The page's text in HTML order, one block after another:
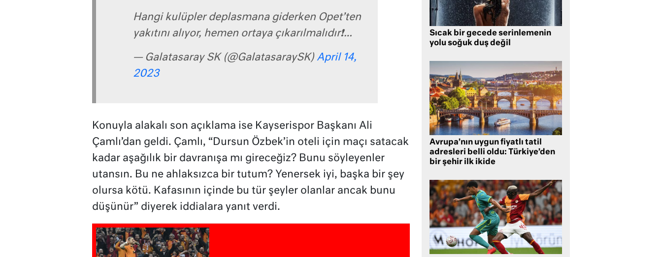
Hangi kulüpler deplasmana giderken Opet’ten
yakıtını alıyor, hemen ortaya çıkarılmalıdır❗️…
— Galatasaray SK (@GalatasaraySK) April 14,
2023
Konuyla alakalı son açıklama ise Kayserispor Başkanı Ali
Çamlı’dan geldi. Çamlı, “Dursun Özbek’in oteli için maçı satacak
kadar aşağılık bir davranışa mı gireceğiz? Bunu söyleyenler
utansın. Bu ne ahlaksızca bir tutum? Yenersek iyi, başka bir şey
olursa kötü. Kafasının içinde bu tür şeyler olanlar ancak bunu
düşünür” diyerek iddialara yanıt verdi.
Sıcak bir gecede serinlemenin
yolu soğuk duş değil
Avrupa’nın uygun fiyatlı tatil
adresleri belli oldu: Türkiye’den
bir şehir ilk ikide